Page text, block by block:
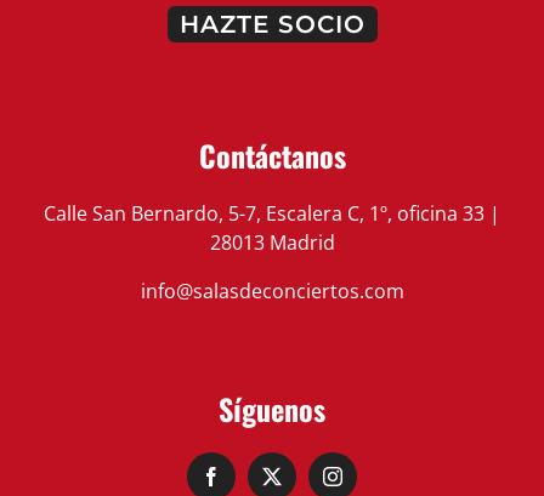
HAZTE SOCIO
Contáctanos
Calle San Bernardo, 5-7, Escalera C, 1º, oficina 33 |
28013 Madrid
info@salasdeconciertos.com
Síguenos